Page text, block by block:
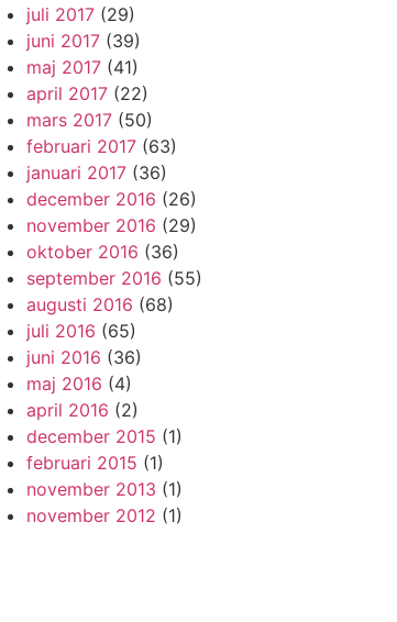
juli 2017 (29)
juni 2017 (39)
maj 2017 (41)
april 2017 (22)
mars 2017 (50)
februari 2017 (63)
januari 2017 (36)
december 2016 (26)
november 2016 (29)
oktober 2016 (36)
september 2016 (55)
augusti 2016 (68)
juli 2016 (65)
juni 2016 (36)
maj 2016 (4)
april 2016 (2)
december 2015 (1)
februari 2015 (1)
november 2013 (1)
november 2012 (1)